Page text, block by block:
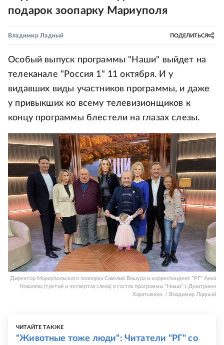
подарок зоопарку Мариуполя
Владимир Ладный ПОДЕЛИТЬСЯ
Особый выпуск программы "Наши" выйдет на
телеканале "Россия 1" 11 октября. И у
видавших виды участников программы, и даже
у привыкших ко всему телевизионщиков к
концу программы блестели на глазах слезы.
Директор Мариупольского зоопарка Савелий Вашура и корреспондент "РГ" Анна
Ковалева (третий и четвертая слева) в гостях программы "Наши" с Дмитрием
Харатьяном. / Владимир Ладный
ЧИТАЙТЕ ТАКЖЕ
"Животные тоже люди": Читатели "РГ" со